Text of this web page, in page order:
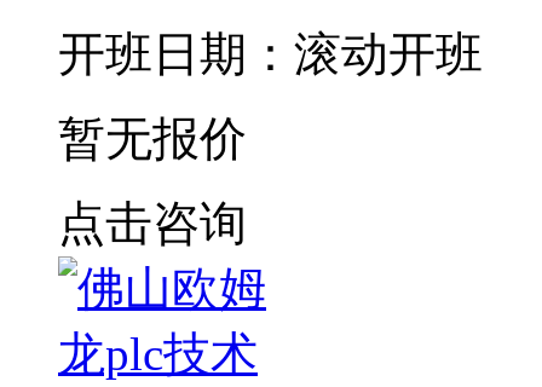
开班日期：滚动开班
暂无报价
点击咨询